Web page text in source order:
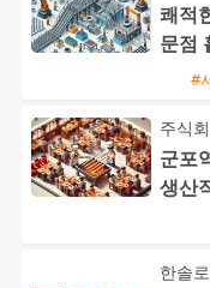
쾌적
문점
#
주식
군포
생산
한솔